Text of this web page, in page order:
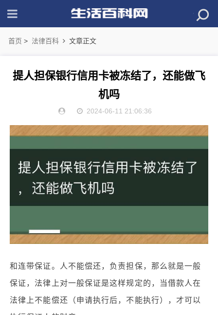
首页 > 法律百科 文章正文
提人担保银行信用卡被冻结了，还能做飞
机吗
2024-06-11 21:06:36
和连带保证。人不能偿还，负责担保，那么就是一般
保证，法律上对一般保证是这样规定的，当借款人在
法律上不能偿还（申请执行后，不能执行），才可以